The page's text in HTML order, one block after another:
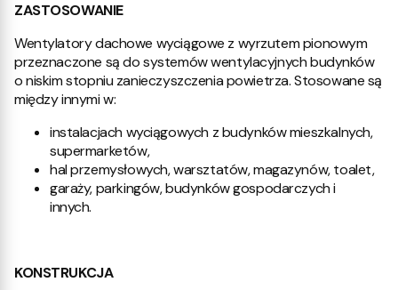
ZASTOSOWANIE
Wentylatory dachowe wyciągowe z wyrzutem pionowym
przeznaczone są do systemów wentylacyjnych budynków
o niskim stopniu zanieczyszczenia powietrza. Stosowane są
między innymi w:
instalacjach wyciągowych z budynków mieszkalnych,
supermarketów,
hal przemysłowych, warsztatów, magazynów, toalet,
garaży, parkingów, budynków gospodarczych i
innych.
KONSTRUKCJA